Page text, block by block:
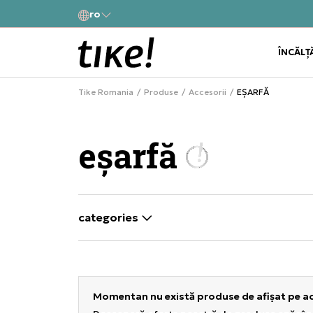
ro
Tike Romania Produse Accesorii EȘARFĂ
eșarfă
selectarea unui filtru închide panoul de
categories
Momentan nu există produse de afișat pe